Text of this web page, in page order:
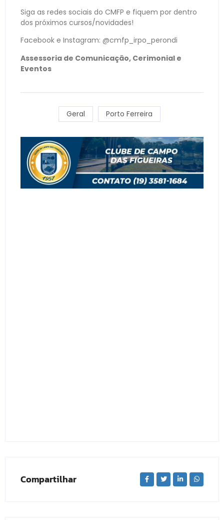
Siga as redes sociais do CMFP e fiquem por dentro
dos próximos cursos/novidades!
Facebook e Instagram: @cmfp_irpo_perondi
Assessoria de Comunicação, Cerimonial e
Eventos
Geral Porto Ferreira
Compartilhar